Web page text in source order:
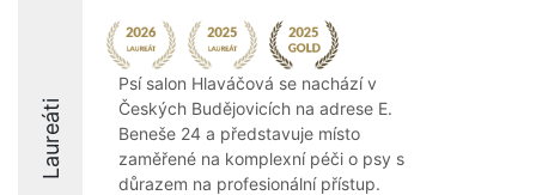
Laureáti
Psí salon Hlaváčová se nachází v
Českých Budějovicích na adrese E.
Beneše 24 a představuje místo
zaměřené na komplexní péči o psy s
důrazem na profesionální přístup.